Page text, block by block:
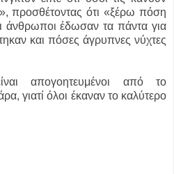
προσθέτοντας ότι «ξέρω πόση
άνθρωποι έδωσαν τα πάντα για
και πόσες άγρυπνες νύχτες
απογοητευμένοι από το
γιατί όλοι έκαναν το καλύτερο